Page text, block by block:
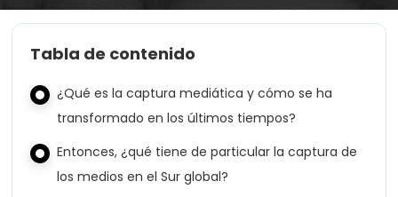
Tabla de contenido
¿Qué es la captura mediática y cómo se ha
transformado en los últimos tiempos?
Entonces, ¿qué tiene de particular la captura de
los medios en el Sur global?